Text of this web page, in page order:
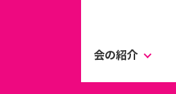
会の紹介